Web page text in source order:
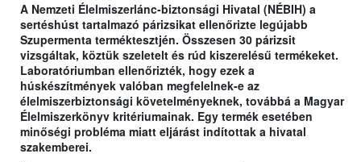
A Nemzeti Élelmiszerlánc-biztonsági Hivatal (NÉBIH) a
sertéshúst tartalmazó párizsikat ellenőrizte legújabb
Szupermenta terméktesztjén. Összesen 30 párizsit
vizsgáltak, köztük szeletelt és rúd kiszerelésű termékeket.
Laboratóriumban ellenőrizték, hogy ezek a
húskészítmények valóban megfelelnek-e az
élelmiszerbiztonsági követelményeknek, továbbá a Magyar
Élelmiszerkönyv kritériumainak. Egy termék esetében
minőségi probléma miatt eljárást indítottak a hivatal
szakemberei.